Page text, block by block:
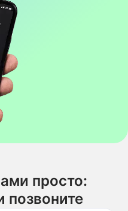
просто:
позвоните